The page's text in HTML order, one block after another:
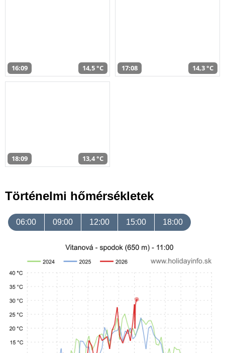
16:09 14,5 °C 17:08 14,3 °C
18:09 13,4 °C
Történelmi hőmérsékletek
06:00 09:00 12:00 15:00 18:00